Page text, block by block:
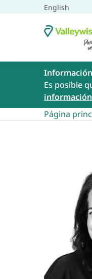
English
Es posible
información
Página